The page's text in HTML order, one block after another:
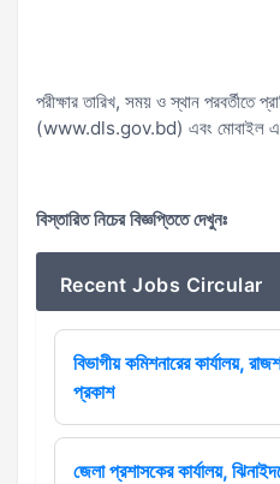
পরীক্ষার তারিখ, সময় ও স্থান পরবর্তীতে
(www.dls.gov.bd) এবং মোবাইল
বিস্তারিত নিচের বিজ্ঞপ্তিতে দেখুনঃ
Recent Jobs Circular
বিভাগীয় কমিশনারের কার্যালয়,
প্রকাশ
জেলা প্রশাসকের কার্যালয়,